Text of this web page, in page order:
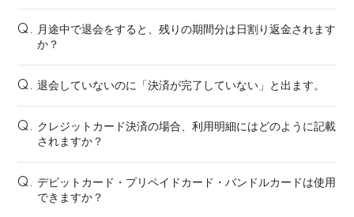
Q. 月途中で退会をすると、残りの期間分は日割り返金されます
か？
Q. 退会していないのに「決済が完了していない」と出ます。
Q. クレジットカード決済の場合、利用明細にはどのように記載
されますか？
Q. デビットカード・プリペイドカード・バンドルカードは使用
できますか？